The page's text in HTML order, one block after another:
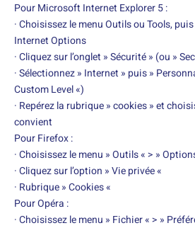
Pour Microsoft Internet Explorer 5 :
· Choisissez le menu Outils ou Tools,
Internet Options
· Cliquez sur l’onglet » Sécurité » (ou »
· Sélectionnez » Internet » puis »
Custom Level «)
· Repérez la rubrique » cookies » et
convient
Pour Firefox :
· Choisissez le menu » Outils « > »
· Cliquez sur l’option » Vie privée «
· Rubrique » Cookies «
Pour Opéra :
· Choisissez le menu » Fichier « > »